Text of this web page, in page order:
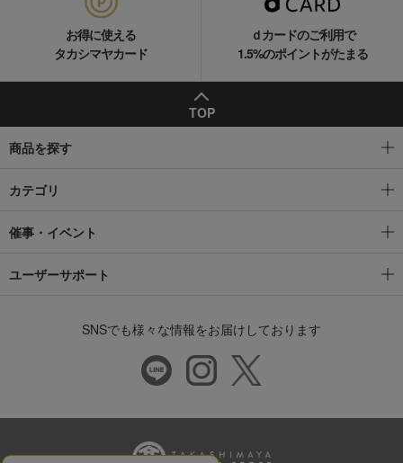
お得に使える
タカシマヤカード
ｄカードのご利用で
1.5%のポイントがたまる
TOP
商品を探す
カテゴリ
催事・イベント
ユーザーサポート
SNSでも様々な情報をお届けしております